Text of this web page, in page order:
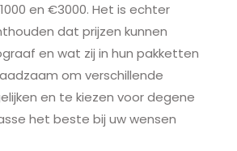
en €3000. Het is echter
dat prijzen kunnen
en wat zij in hun pakketten
om verschillende
en te kiezen voor degene
het beste bij uw wensen